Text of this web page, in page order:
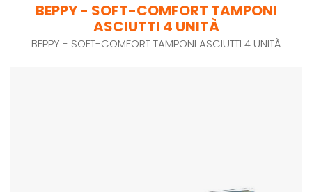
BEPPY - SOFT-COMFORT TAMPONI
ASCIUTTI 4 UNITÀ
BEPPY - SOFT-COMFORT TAMPONI ASCIUTTI 4 UNITÀ